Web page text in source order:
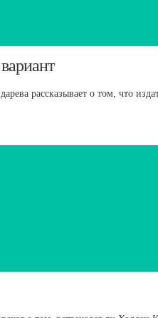
рассказывает о том, что